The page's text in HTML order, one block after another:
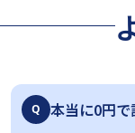
Q 本当に0円で